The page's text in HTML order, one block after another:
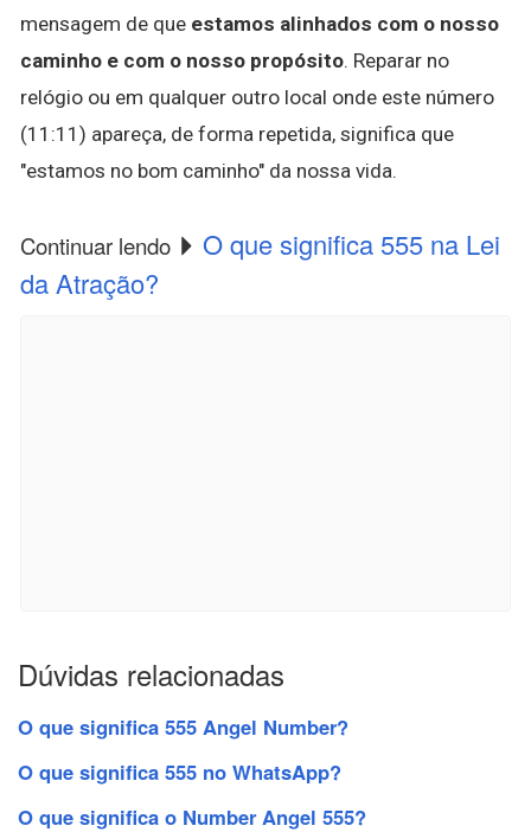
mensagem de que estamos alinhados com o nosso
caminho e com o nosso propósito. Reparar no
relógio ou em qualquer outro local onde este número
(11:11) apareça, de forma repetida, significa que
"estamos no bom caminho" da nossa vida.
Continuar lendo
O que significa 555 na Lei
da Atração?
Dúvidas relacionadas
O que significa 555 Angel Number?
O que significa 555 no WhatsApp?
O que significa o Number Angel 555?